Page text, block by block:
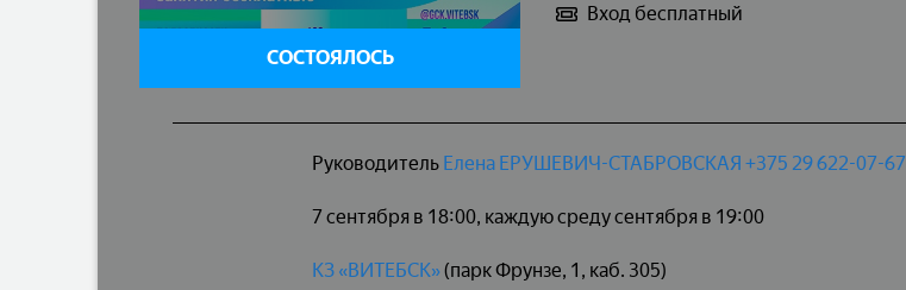
СОСТОЯЛОСЬ
Вход бесплатный
Руководитель Елена ЕРУШЕВИЧ-СТАБРОВСКАЯ +375 29 622-07-67
7 сентября в 18:00, каждую среду сентября в 19:00
КЗ «ВИТЕБСК» (парк Фрунзе, 1, каб. 305)